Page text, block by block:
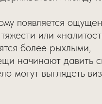
появляется
или
более рыхлыми,
начинают давить
могут выглядеть